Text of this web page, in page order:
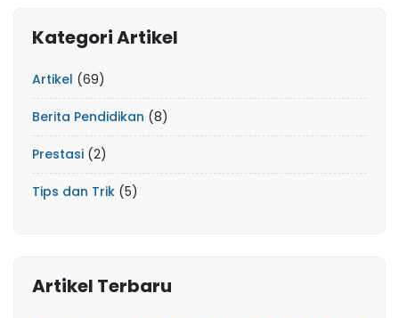
Kategori Artikel
Artikel (69)
Berita Pendidikan (8)
Prestasi (2)
Tips dan Trik (5)
Artikel Terbaru